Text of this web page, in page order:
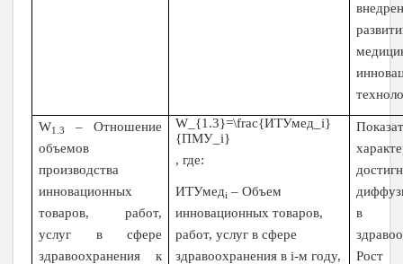
W1.3
– Отношение
объемов
производства
инновационных
товаров, работ,
услуг в сфере
здравоохранения к
W_{1.3}=\frac{ИТУмед_i}
{ПМУ_i}
, где:
ИТУмедi –Объем
инновационных товаров,
работ, услуг в сфере
здравоохранения вi-м году,
в
Рост